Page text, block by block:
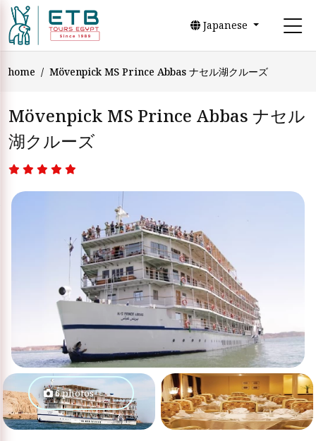
Japanese
home Mövenpick MS Prince Abbas ナセル湖クルーズ
Mövenpick MS Prince Abbas ナセル
湖クルーズ
6 photos